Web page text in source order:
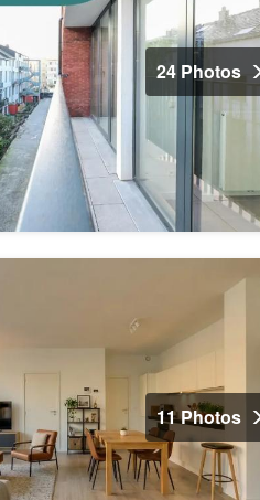
24 Photos
11 Photos